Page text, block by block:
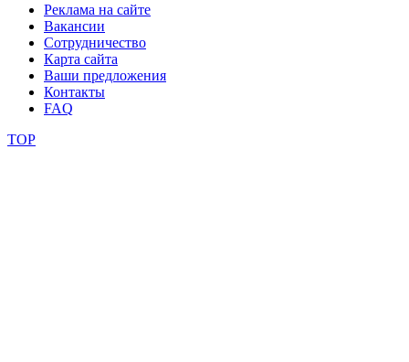
Реклама на сайте
Вакансии
Сотрудничество
Карта сайта
Ваши предложения
Контакты
FAQ
TOP